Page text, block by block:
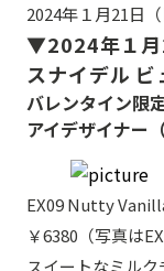
2024年１月21日
▼2024年１月
スナイデル ビ
バレンタイン限
アイデザイナー
EX09 Nutty
￥6380（写真は
スイートなミル